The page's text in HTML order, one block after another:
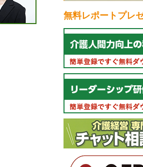
お電話でのお問い合わせ
03-6435-7075（平日9:00～
無料相談 24時間受付中
相談・ご依頼の流れ
無料レポートプレ